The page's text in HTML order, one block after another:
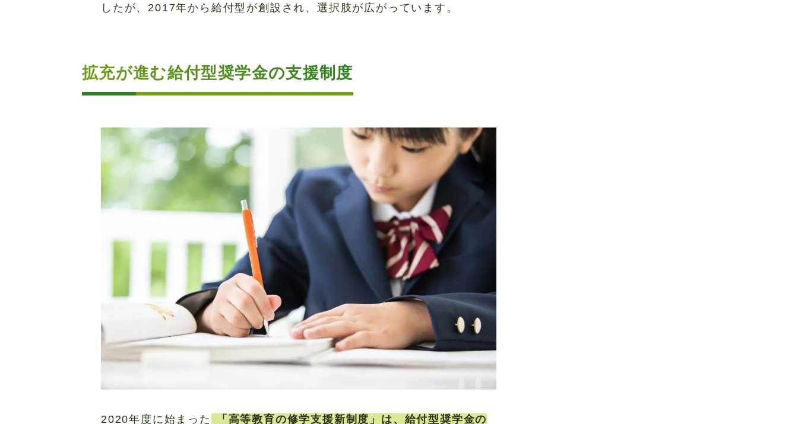
したが、2017年から給付型が創設され、選択肢が広がっています。
拡充が進む給付型奨学金の支援制度
2020年度に始まった 「高等教育の修学支援新制度」は、給付型奨学金の